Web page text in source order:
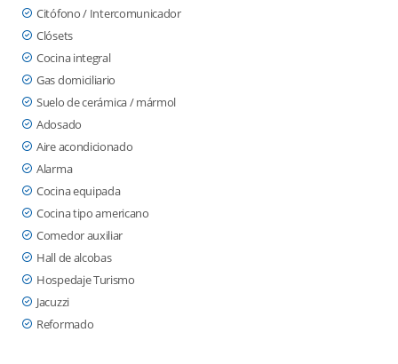
Citófono / Intercomunicador
Clósets
Cocina integral
Gas domiciliario
Suelo de cerámica / mármol
Adosado
Aire acondicionado
Alarma
Cocina equipada
Cocina tipo americano
Comedor auxiliar
Hall de alcobas
Hospedaje Turismo
Jacuzzi
Reformado